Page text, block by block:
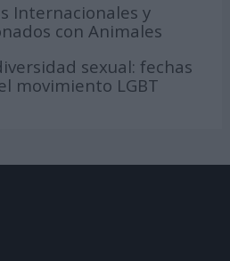
Internacionales y
con Animales
sexual: fechas
movimiento LGBT